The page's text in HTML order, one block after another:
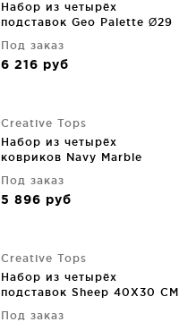
Набор из четырёх
подставок Geo Palette Ø29
Под заказ
6 216 руб
Creative Tops
Набор из четырёх
ковриков Navy Marble
Под заказ
5 896 руб
Creative Tops
Набор из четырёх
подставок Sheep 40X30 CM
Под заказ